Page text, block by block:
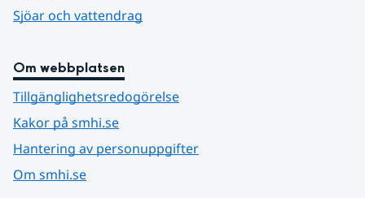
Sjöar och vattendrag
Om webbplatsen
Tillgänglighetsredogörelse
Kakor på smhi.se
Hantering av personuppgifter
Om smhi.se